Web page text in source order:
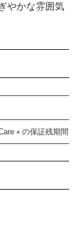
やかな雰囲気
＋の保証残期間、